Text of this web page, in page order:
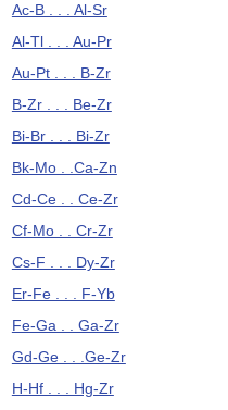
Ac-B . . . Al-Sr
Al-Tl . . . Au-Pr
Au-Pt . . . B-Zr
B-Zr . . . Be-Zr
Bi-Br . . . Bi-Zr
Bk-Mo . .Ca-Zn
Cd-Ce . . Ce-Zr
Cf-Mo . . Cr-Zr
Cs-F . . . Dy-Zr
Er-Fe . . . F-Yb
Fe-Ga . . Ga-Zr
Gd-Ge . . .Ge-Zr
H-Hf . . . Hg-Zr